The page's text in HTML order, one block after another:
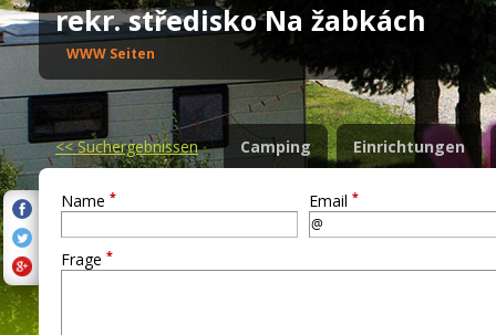
rekr. středisko Na žabkách
WWW Seiten
<<Suchergebnissen Camping Einrichtungen
Name * Email *
Frage *